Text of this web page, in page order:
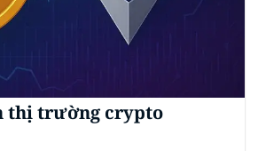
thị trường crypto